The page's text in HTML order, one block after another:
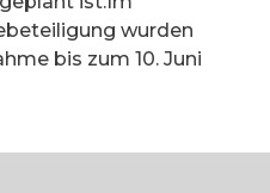
wurden
bis zum 10. Juni